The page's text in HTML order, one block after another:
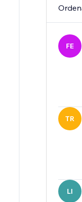
FE
TR
LI